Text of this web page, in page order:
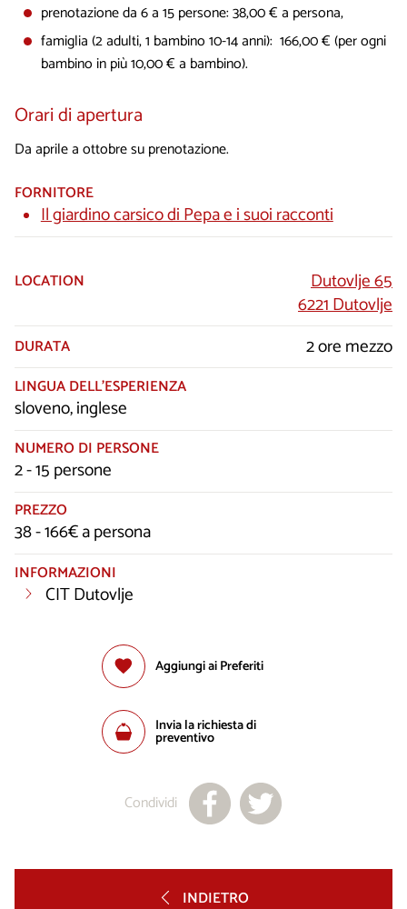
prenotazione da 6 a 15 persone: 38,00 € a persona,
famiglia (2 adulti, 1 bambino 10-14 anni): 166,00 € (per ogni
bambino in più 10,00 € a bambino).
Orari di apertura
Da aprile a ottobre su prenotazione.
FORNITORE
Il giardino carsico di Pepa e i suoi racconti
LOCATION
Dutovlje 65
6221 Dutovlje
DURATA 2 ore mezzo
LINGUA DELL’ESPERIENZA
sloveno, inglese
NUMERO DI PERSONE
2 - 15 persone
PREZZO
38 - 166€ a persona
INFORMAZIONI
CIT Dutovlje
Aggiungi ai Preferiti
Invia la richiesta di
preventivo
Condividi
INDIETRO